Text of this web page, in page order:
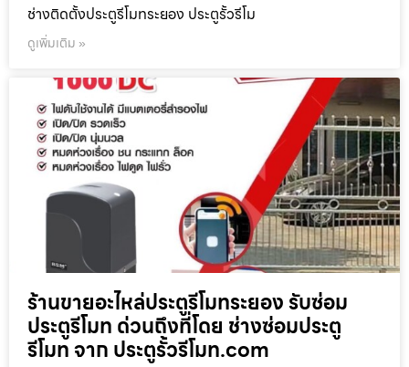
ช่างติดตั้งประตูรีโมทระยอง ประตูรั้วรีโม
ดูเพิ่มเติม »
ร้านขายอะไหล่ประตูรีโมทระยอง รับซ่อม
ประตูรีโมท ด่วนถึงที่โดย ช่างซ่อมประตู
รีโมท จาก ประตูรั้วรีโมท.com